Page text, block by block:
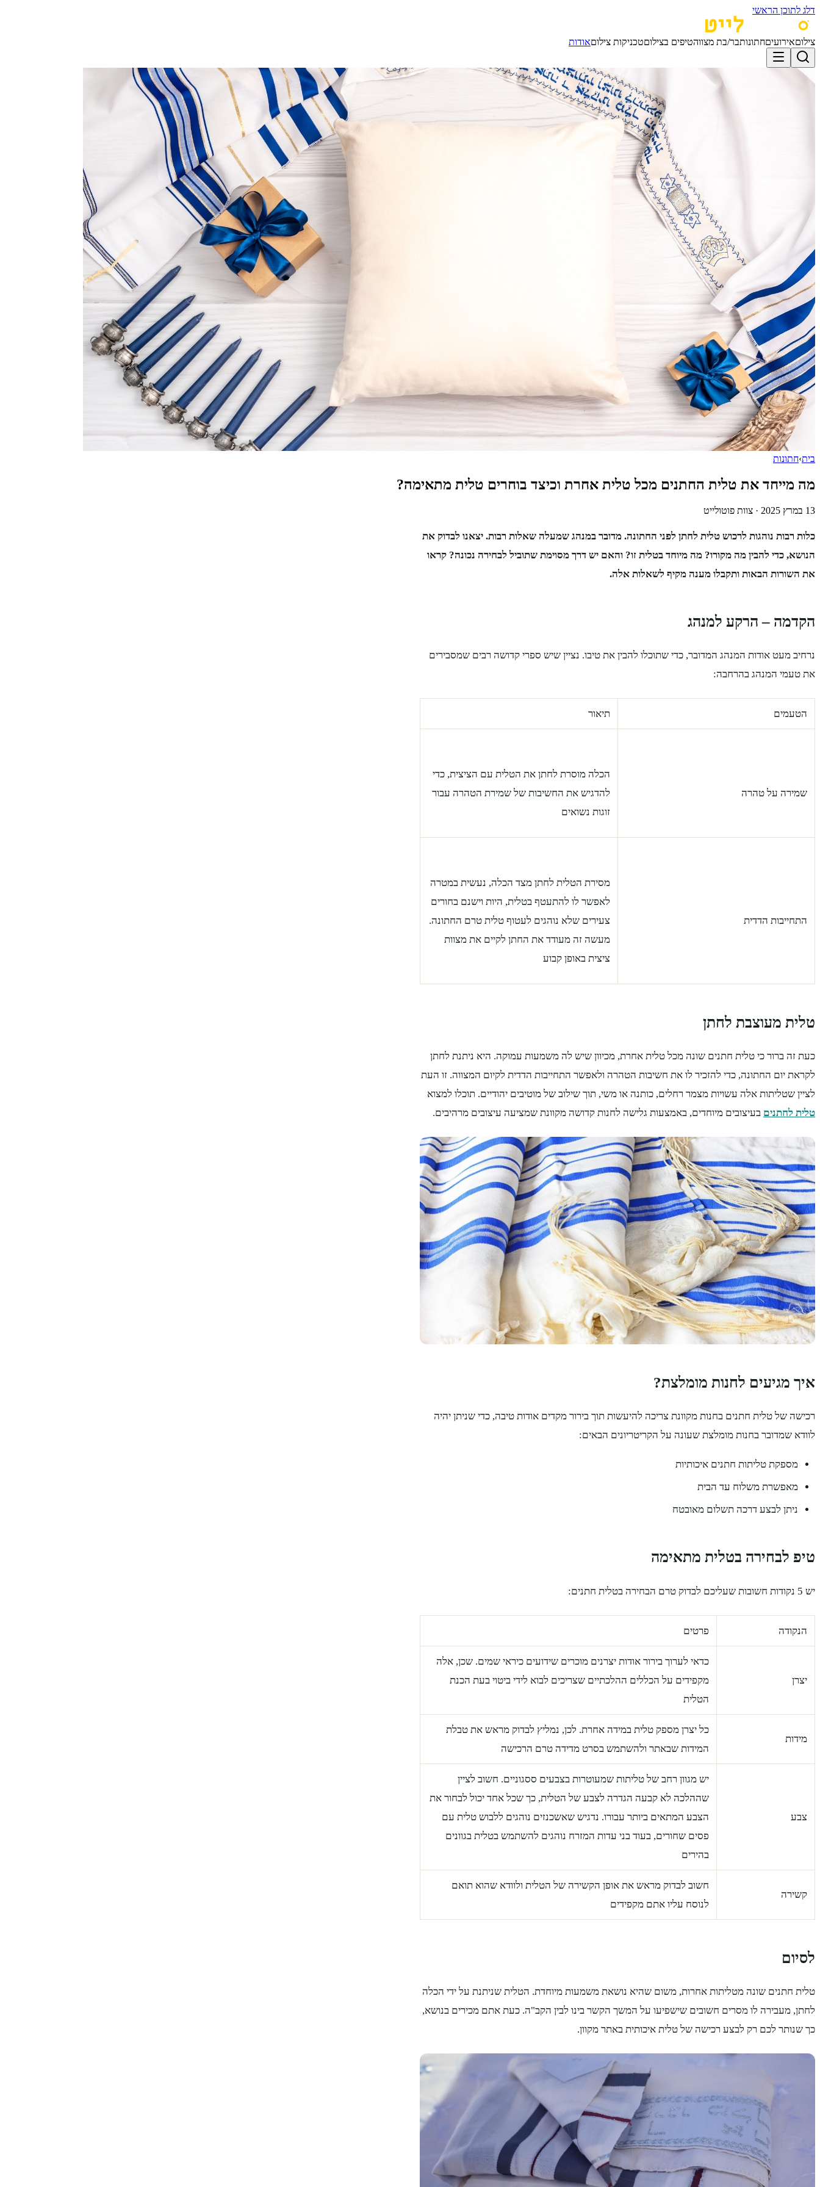
דלג לתוכן הראשי
צילוםאירועיםחתונותבר/בת מצווהטיפים בצילוםטכניקות צילוםאודות
בית›חתונות
מה מייחד את טלית החתנים מכל טלית אחרת וכיצד בוחרים טלית מתאימה?
13 במרץ 2025 · צוות פוטולייט
כלות רבות נוהגות לרכוש טלית לחתן לפני החתונה. מדובר במנהג שמעלה שאלות רבות. יצאנו לבדוק את
הנושא, כדי להבין מה מקורו? מה מיוחד בטלית זו? והאם יש דרך מסוימת שתוביל לבחירה נכונה? קראו
את השורות הבאות ותקבלו מענה מקיף לשאלות אלה.
הקדמה – הרקע למנהג
נרחיב מעט אודות המנהג המדובר, כדי שתוכלו להבין את טיבו. נציין שיש ספרי קדושה רבים שמסבירים
את טעמי המנהג בהרחבה:
הטעמים תיאור
שמירה על טהרה
הכלה מוסרת לחתן את הטלית עם הציצית, כדי
להדגיש את החשיבות של שמירת הטהרה עבור
זוגות נשואים
התחייבות הדדית
מסירת הטלית לחתן מצד הכלה, נעשית במטרה
לאפשר לו להתעטף בטלית, היות וישנם בחורים
צעירים שלא נוהגים לעטוף טלית טרם החתונה.
מעשה זה מעודד את החתן לקיים את מצוות
ציצית באופן קבוע
טלית מעוצבת לחתן
כעת זה ברור כי טלית חתנים שונה מכל טלית אחרת, מכיוון שיש לה משמעות עמוקה. היא ניתנת לחתן
לקראת יום החתונה, כדי להזכיר לו את חשיבות הטהרה ולאפשר התחייבות הדדית לקיום המצווה. זו העת
לציין שטליתות אלה עשויות מצמר רחלים, כותנה או משי, תוך שילוב של מוטיבים יהודיים. תוכלו למצוא
טלית לחתנים בעיצובים מיוחדים, באמצעות גלישה לחנות קדושה מקוונת שמציעה עיצובים מרהיבים.
איך מגיעים לחנות מומלצת?
רכישה של טלית חתנים בחנות מקוונת צריכה להיעשות תוך בירור מקדים אודות טיבה, כדי שניתן יהיה
לוודא שמדובר בחנות מומלצת שעונה על הקריטריונים הבאים:
מספקת טליתות חתנים איכותיות
מאפשרת משלוח עד הבית
ניתן לבצע דרכה תשלום מאובטח
טיפ לבחירה בטלית מתאימה
יש 5 נקודות חשובות שעליכם לבדוק טרם הבחירה בטלית חתנים:
הנקודה פרטים
יצרן
כדאי לערוך בירור אודות יצרנים מוכרים שידועים כיראי שמים. שכן, אלה
מקפידים על הכללים ההלכתיים שצריכים לבוא לידי ביטוי בעת הכנת
הטלית
מידות
כל יצרן מספק טלית במידה אחרת. לכן, נמליץ לבדוק מראש את טבלת
המידות שבאתר ולהשתמש בסרט מדידה טרם הרכישה
צבע
יש מגוון רחב של טליתות שמעוטרות בצבעים ססגוניים. חשוב לציין
שההלכה לא קבעה הגדרה לצבע של הטלית, כך שכל אחד יכול לבחור את
הצבע המתאים ביותר עבורו. נדגיש שאשכנזים נוהגים ללבוש טלית עם
פסים שחורים, בעוד בני עדות המזרח נוהגים להשתמש בטלית בגוונים
בהירים
קשירה
חשוב לבדוק מראש את אופן הקשירה של הטלית ולוודא שהוא תואם
לנוסח עליו אתם מקפידים
לסיום
טלית חתנים שונה מטליתות אחרות, משום שהיא נושאת משמעות מיוחדת. הטלית שניתנת על ידי הכלה
לחתן, מעבירה לו מסרים חשובים שישפיעו על המשך הקשר בינו לבין הקב"ה. כעת אתם מכירים בנושא,
כך שנותר לכם רק לבצע רכישה של טלית איכותית באתר מקוון.